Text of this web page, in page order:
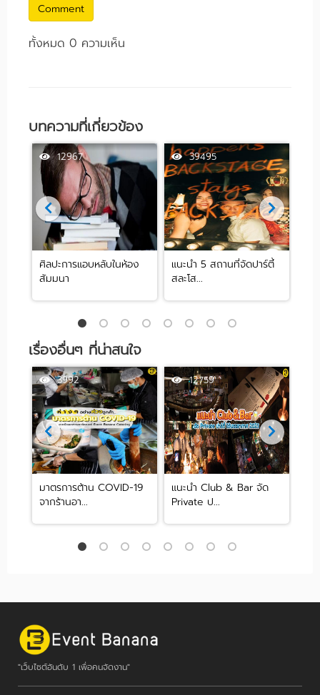
Comment
ทั้งหมด 0 ความเห็น
บทความที่เกี่ยวข้อง
12967
ศิลปะการแอบหลับในห้อง
สัมมนา
39495
แนะนำ 5 สถานที่จัดปาร์ตี้
สละโส...
เรื่องอื่นๆ ที่น่าสนใจ
3992
มาตรการต้าน COVID-19
จากร้านอา...
12759
แนะนำ Club & Bar จัด
Private ป...
"เว็บไซต์อันดับ 1 เพื่อคนจัดงาน"